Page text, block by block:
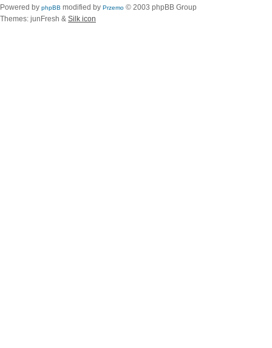
Powered by phpBB modified by Przemo © 2003 phpBB Group
Themes: junFresh & Silk icon